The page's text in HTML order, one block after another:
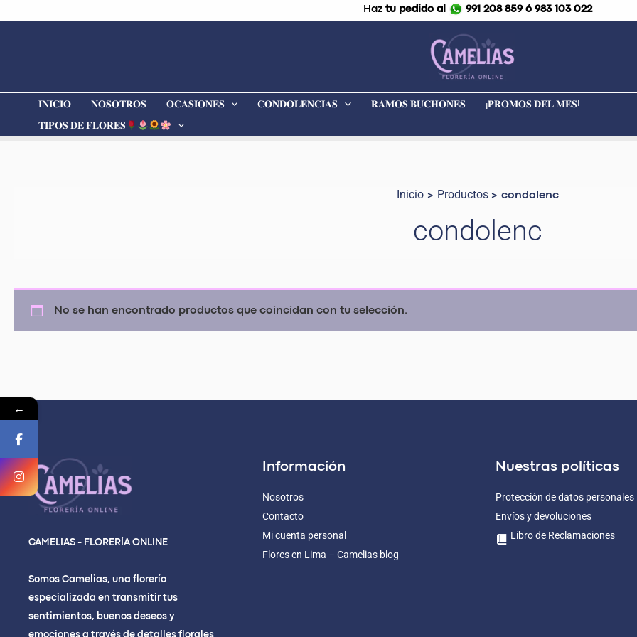
Haz tu pedido al 991 208 859 ó 983 103 022
𝐈𝐍𝐈𝐂𝐈𝐎 𝐍𝐎𝐒𝐎𝐓𝐑𝐎𝐒 𝐎𝐂𝐀𝐒𝐈𝐎𝐍𝐄𝐒 𝐂𝐎𝐍𝐃𝐎𝐋𝐄𝐍𝐂𝐈𝐀𝐒 𝐑𝐀𝐌𝐎𝐒 𝐁𝐔𝐂𝐇𝐎𝐍𝐄𝐒
¡𝐏𝐑𝐎𝐌𝐎𝐒 𝐃𝐄𝐋 𝐌𝐄𝐒!
𝐓𝐈𝐏𝐎𝐒 𝐃𝐄 𝐅𝐋𝐎𝐑𝐄𝐒
Inicio Productos condolenc
condolenc
No se han encontrado productos que coincidan con tu selección.
CAMELIAS - FLORERÍA ONLINE
Somos Camelias, una florería
especializada en transmitir tus
sentimientos, buenos deseos y
emociones a través de detalles florales
Información
Nosotros
Contacto
Mi cuenta personal
Flores en Lima – Camelias blog
Nuestras políticas
Protección de datos personales
Envíos y devoluciones
Libro de Reclamaciones
←